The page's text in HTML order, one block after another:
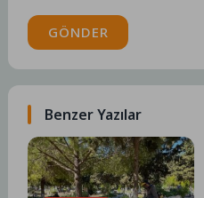
GÖNDER
Benzer Yazılar